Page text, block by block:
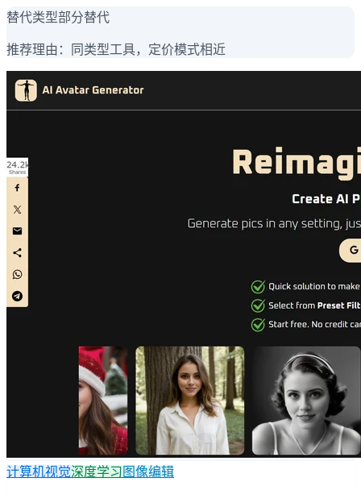
替代类型部分替代
推荐理由： 同类型工具，定价模式相近
计算机视觉深度学习 图像编辑